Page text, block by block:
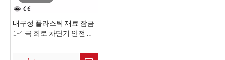
내구성 플라스틱 재료 잠금
1-4 극 회로 차단기 안전 차